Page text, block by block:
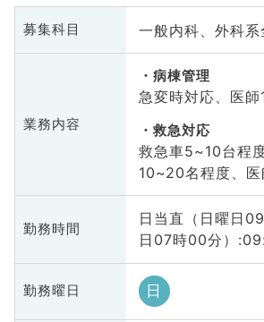
募集科目 一般内科、外科
業務内容
病棟管理
急変時対応、医師
救急対応
救急車5~10台程
10~20名程度、医
勤務時間
日当直（日曜日
日07時00分）
勤務曜日 日